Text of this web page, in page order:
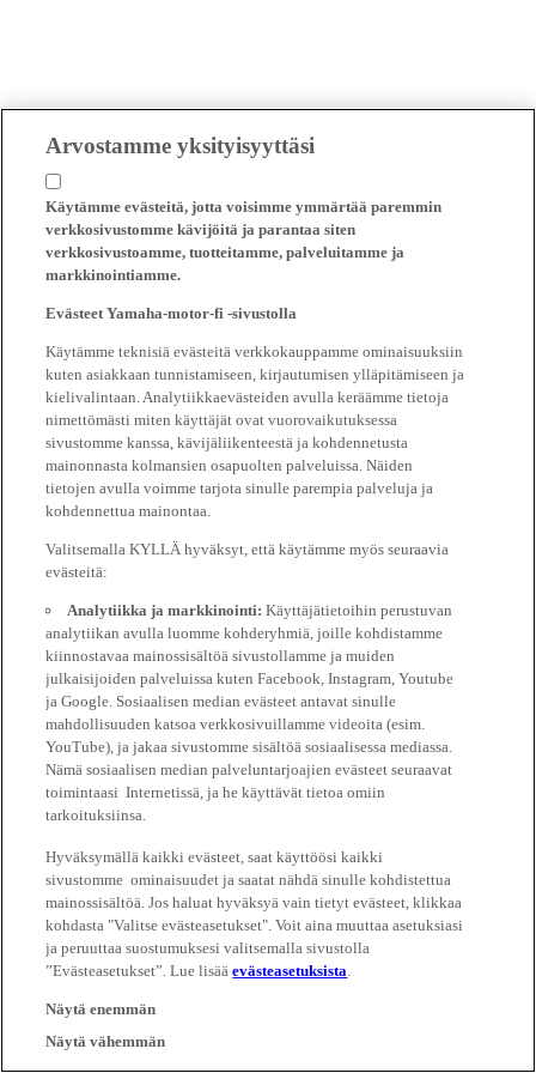
Arvostamme yksityisyyttäsi
Käytämme evästeitä, jotta voisimme ymmärtää paremmin
verkkosivustomme kävijöitä ja parantaa siten
verkkosivustoamme, tuotteitamme, palveluitamme ja
markkinointiamme.
Evästeet Yamaha-motor-fi -sivustolla
Käytämme teknisiä evästeitä verkkokauppamme ominaisuuksiin
kuten asiakkaan tunnistamiseen, kirjautumisen ylläpitämiseen ja
kielivalintaan. Analytiikkaevästeiden avulla keräämme tietoja
nimettömästi miten käyttäjät ovat vuorovaikutuksessa
sivustomme kanssa, kävijäliikenteestä ja kohdennetusta
mainonnasta kolmansien osapuolten palveluissa. Näiden
tietojen avulla voimme tarjota sinulle parempia palveluja ja
kohdennettua mainontaa.
Valitsemalla KYLLÄ hyväksyt, että käytämme myös seuraavia
evästeitä:
Analytiikka ja markkinointi:Käyttäjätietoihin perustuvan
analytiikan avulla luomme kohderyhmiä, joille kohdistamme
kiinnostavaa mainossisältöä sivustollamme ja muiden
julkaisijoiden palveluissa kuten Facebook, Instagram, Youtube
ja Google. Sosiaalisen median evästeet antavat sinulle
mahdollisuuden katsoa verkkosivuillamme videoita (esim.
YouTube), ja jakaa sivustomme sisältöä sosiaalisessa mediassa.
Nämä sosiaalisen median palveluntarjoajien evästeet seuraavat
toimintaasi Internetissä, ja he käyttävät tietoa omiin
tarkoituksiinsa.
Hyväksymällä kaikki evästeet, saat käyttöösi kaikki
sivustomme ominaisuudet ja saatat nähdä sinulle kohdistettua
mainossisältöä. Jos haluat hyväksyä vain tietyt evästeet, klikkaa
kohdasta "Valitse evästeasetukset". Voit aina muuttaa asetuksiasi
ja peruuttaa suostumuksesi valitsemalla sivustolla
”Evästeasetukset”. Lue lisääevästeasetuksista
Näytä enemmän
Näytä vähemmän